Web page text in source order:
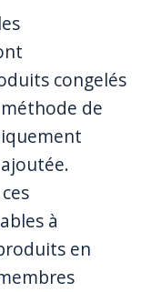
congelés
de
à
en